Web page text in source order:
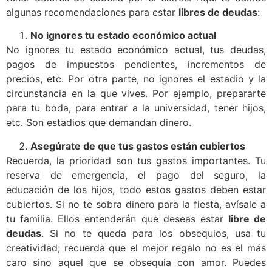
algunas recomendaciones para estar libres de deudas:
No ignores tu estado económico actual
No ignores tu estado económico actual, tus deudas,
pagos de impuestos pendientes, incrementos de
precios, etc. Por otra parte, no ignores el estadio y la
circunstancia en la que vives. Por ejemplo, prepararte
para tu boda, para entrar a la universidad, tener hijos,
etc. Son estadios que demandan dinero.
Asegúrate de que tus gastos están cubiertos
Recuerda, la prioridad son tus gastos importantes. Tu
reserva de emergencia, el pago del seguro, la
educación de los hijos, todo estos gastos deben estar
cubiertos. Si no te sobra dinero para la fiesta, avísale a
tu familia. Ellos entenderán que deseas estar libre de
deudas. Si no te queda para los obsequios, usa tu
creatividad; recuerda que el mejor regalo no es el más
caro sino aquel que se obsequia con amor. Puedes